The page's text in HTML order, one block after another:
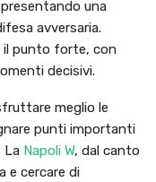
una
avversaria.
il punto forte, con
decisivi.
meglio le
punti importanti
La Napoli W, dal canto
e cercare di